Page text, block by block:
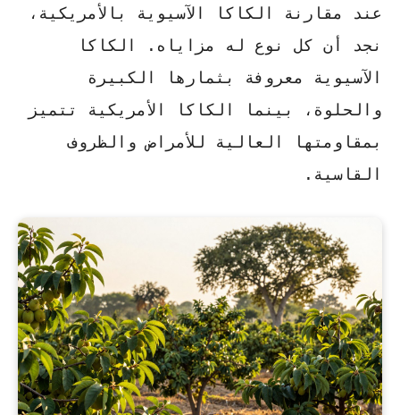
عند مقارنة الكاكا الآسيوية بالأمريكية،
نجد أن كل نوع له مزاياه. الكاكا
الآسيوية معروفة بثمارها الكبيرة
والحلوة، بينما الكاكا الأمريكية تتميز
بمقاومتها العالية للأمراض والظروف
القاسية.